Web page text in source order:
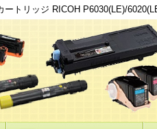
トリッジ RICOH P6030(LE)/